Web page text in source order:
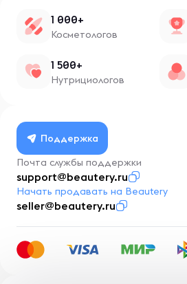
1 000+
Косметологов
1 500+
Нутрициологов
Поддержка
Почта службы поддержки
support@beautery.ru
Начать продавать на Beautery
seller@beautery.ru